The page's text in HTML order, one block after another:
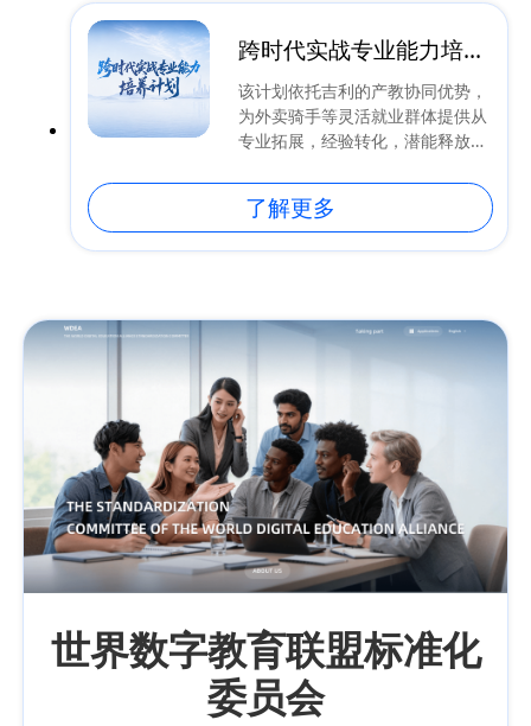
目，助力青年从创意走向落地，从
跨时代实战专业能力培养
计划
该计划依托吉利的产教协同优势，
为外卖骑手等灵活就业群体提供从
专业拓展，经验转化，潜能释放，
能力，助力实现职业转型
了解更多
世界数字教育联盟标准化
委员会